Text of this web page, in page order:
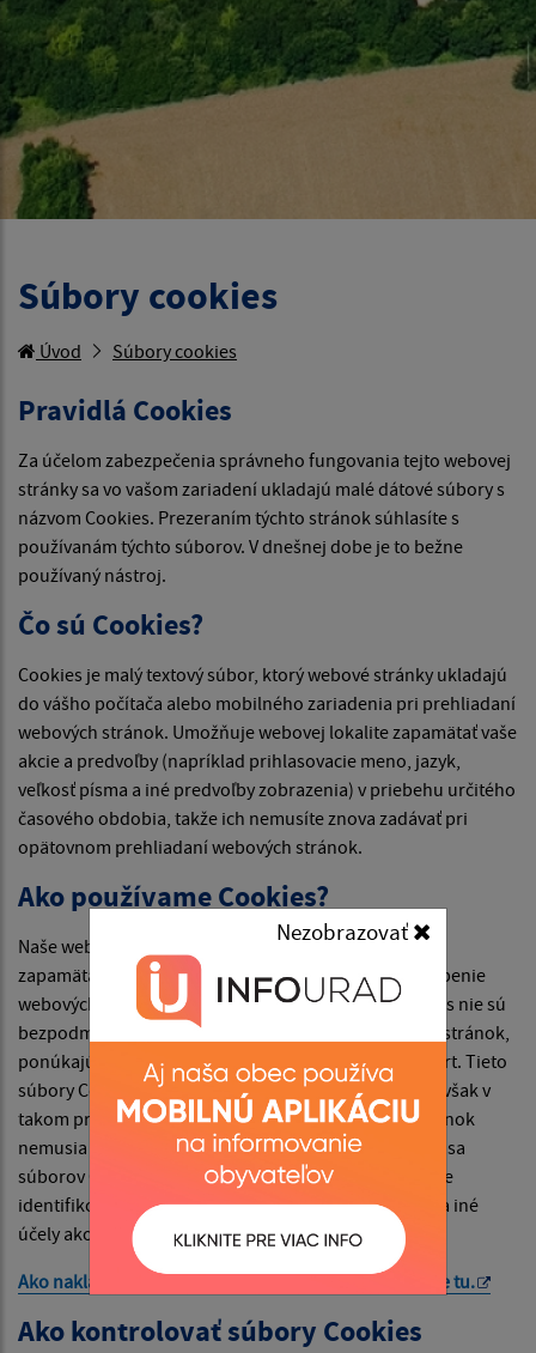
Súbory cookies
Úvod Súbory cookies
Pravidlá Cookies
Za účelom zabezpečenia správneho fungovania tejto webovej
stránky sa vo vašom zariadení ukladajú malé dátové súbory s
názvom Cookies. Prezeraním týchto stránok súhlasíte s
používanám týchto súborov. V dnešnej dobe je to bežne
používaný nástroj.
Čo sú Cookies?
Cookies je malý textový súbor, ktorý webové stránky ukladajú
do vášho počítača alebo mobilného zariadenia pri prehliadaní
webových stránok. Umožňuje webovej lokalite zapamätať vaše
akcie a predvoľby (napríklad prihlasovacie meno, jazyk,
veľkosť písma a iné predvoľby zobrazenia) v priebehu určitého
časového obdobia, takže ich nemusíte znova zadávať pri
opätovnom prehliadaní webových stránok.
Ako používame Cookies?
Naše webové stránky používajú súbory Cookies na
zapamätanie nastavení používateľa a lepšie prispôsobenie
webových stránok záujmom návštevníka. Hoci Cookies nie sú
bezpodmienečne potrebné na fungovanie webových stránok,
ponúkajú pri návšteve webových stránok vyšší komfort. Tieto
súbory Cookies môžete odstrániť alebo zablokovať, avšak v
takom prípade niektoré funkcie týchto webových stránok
nemusia fungovať podľa určenia. Informácie týkajúce sa
súborov Cookies sa nepoužívajú na to, aby vás osobne
identifikovali. Tieto súbory Cookies sa nepoužívajú na iné
účely ako tie, ktoré sú tu popísané.
Ako nakladá Google s vašimi súbormi Cookies nájdetetu.
Ako kontrolovať súbory Cookies
Nezobrazovať